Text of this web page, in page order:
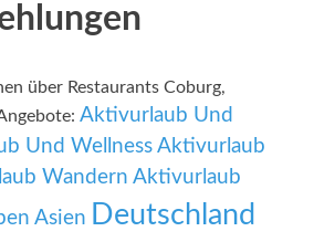
über Restaurants Coburg,
Aktivurlaub Und
Und Wellness Aktivurlaub
Wandern Aktivurlaub
Asien Deutschland